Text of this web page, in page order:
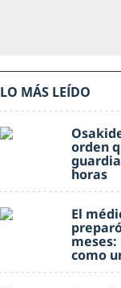
LO MÁS LEÍDO
orden
horas
El
como